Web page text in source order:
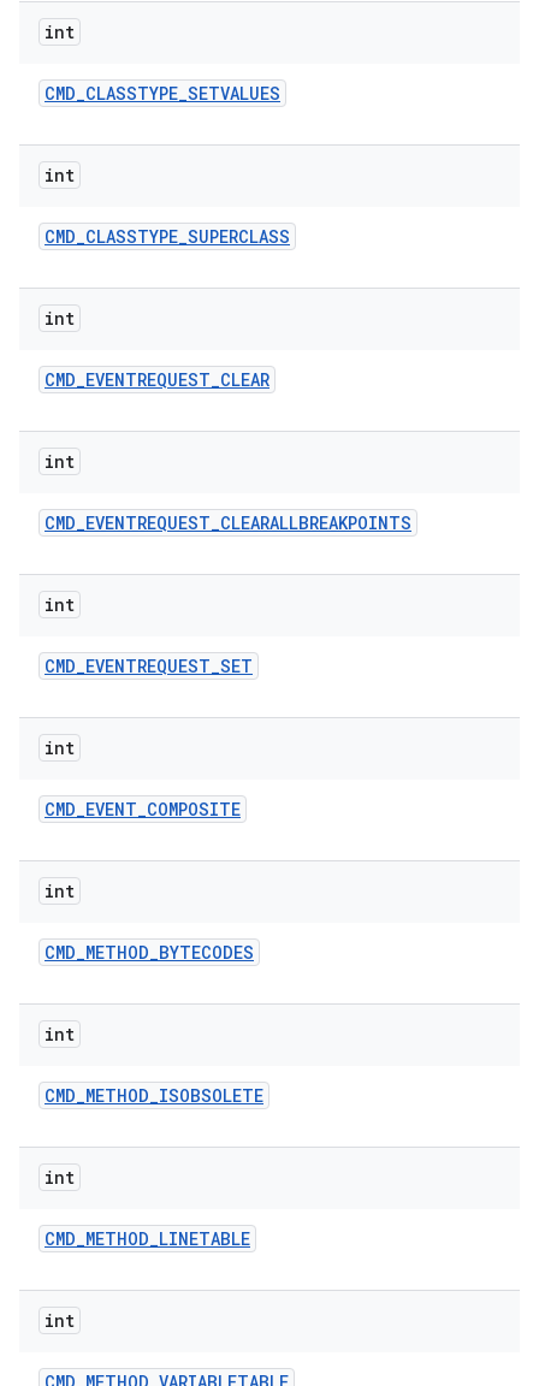
int
CMD_CLASSTYPE_SETVALUES
int
CMD_CLASSTYPE_SUPERCLASS
int
CMD_EVENTREQUEST_CLEAR
int
CMD_EVENTREQUEST_CLEARALLBREAKPOINTS
int
CMD_EVENTREQUEST_SET
int
CMD_EVENT_COMPOSITE
int
CMD_METHOD_BYTECODES
int
CMD_METHOD_ISOBSOLETE
int
CMD_METHOD_LINETABLE
int